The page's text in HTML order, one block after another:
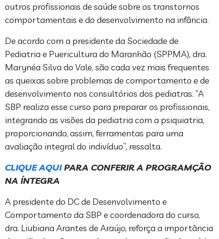
outros profissionais de saúde sobre os transtornos
comportamentais e do desenvolvimento na infância.
De acordo com a presidente da Sociedade de
Pediatria e Puericultura do Maranhão (SPPMA), dra.
Marynéa Silva do Vale, são cada vez mais frequentes
as queixas sobre problemas de comportamento e de
desenvolvimento nos consultórios dos pediatras. “A
SBP realiza esse curso para preparar os profissionais,
integrando as visões da pediatria com a psiquiatria,
proporcionando, assim, ferramentas para uma
avaliação integral do indivíduo”, ressalta.
CLIQUE AQUIPARA CONFERIR A PROGRAMÇÃO
NA ÍNTEGRA
A presidente do DC de Desenvolvimento e
Comportamento da SBP e coordenadora do curso,
dra. Liubiana Arantes de Araújo, reforça a importância